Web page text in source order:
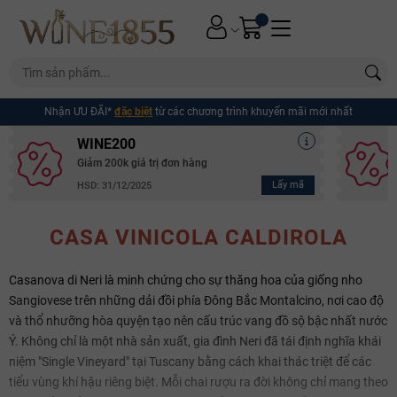
Nhận ƯU ĐÃI* đặc biệt từ các chương trình khuyến mãi mới nhất
WINE200
Giảm 200k giá trị đơn hàng
HSD: 31/12/2025 Lấy mã
CASA VINICOLA CALDIROLA
Casanova di Neri là minh chứng cho sự thăng hoa của giống nho
Sangiovese trên những dải đồi phía Đông Bắc Montalcino, nơi cao độ
và thổ nhưỡng hòa quyện tạo nên cấu trúc vang đồ sộ bậc nhất nước
Ý. Không chỉ là một nhà sản xuất, gia đình Neri đã tái định nghĩa khái
niệm "Single Vineyard" tại Tuscany bằng cách khai thác triệt để các
tiểu vùng khí hậu riêng biệt. Mỗi chai rượu ra đời không chỉ mang theo